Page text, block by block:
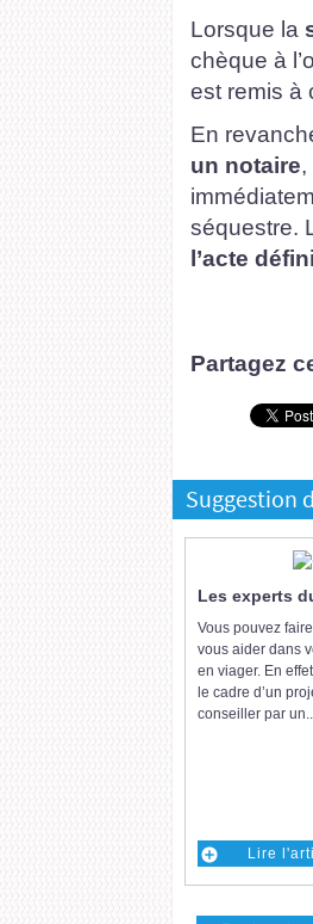
Lorsque la
chèque à
est remis à
En
un notaire,
séquestre.
l’acte
Partagez
Suggestion
Les experts
Vous pouvez
vous aider dans
en viager. En
le cadre d’un
conseiller par
Lire